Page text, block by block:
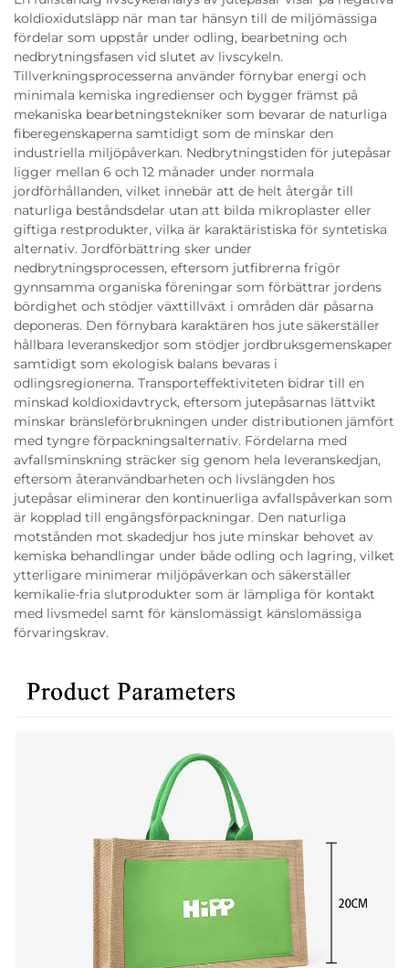
koldioxidutsläpp när man tar hänsyn till de miljömässiga
fördelar som uppstår under odling, bearbetning och
nedbrytningsfasen vid slutet av livscykeln.
Tillverkningsprocesserna använder förnybar energi och
minimala kemiska ingredienser och bygger främst på
mekaniska bearbetningstekniker som bevarar de naturliga
fiberegenskaperna samtidigt som de minskar den
industriella miljöpåverkan. Nedbrytningstiden för jutepåsar
ligger mellan 6 och 12 månader under normala
jordförhållanden, vilket innebär att de helt återgår till
naturliga beståndsdelar utan att bilda mikroplaster eller
giftiga restprodukter, vilka är karaktäristiska för syntetiska
alternativ. Jordförbättring sker under
nedbrytningsprocessen, eftersom jutfibrerna frigör
gynnsamma organiska föreningar som förbättrar jordens
bördighet och stödjer växttillväxt i områden där påsarna
deponeras. Den förnybara karaktären hos jute säkerställer
hållbara leveranskedjor som stödjer jordbruksgemenskaper
samtidigt som ekologisk balans bevaras i
odlingsregionerna. Transporteffektiviteten bidrar till en
minskad koldioxidavtryck, eftersom jutepåsarnas lättvikt
minskar bränsleförbrukningen under distributionen jämfört
med tyngre förpackningsalternativ. Fördelarna med
avfallsminskning sträcker sig genom hela leveranskedjan,
eftersom återanvändbarheten och livslängden hos
jutepåsar eliminerar den kontinuerliga avfallspåverkan som
är kopplad till engångsförpackningar. Den naturliga
motstånden mot skadedjur hos jute minskar behovet av
kemiska behandlingar under både odling och lagring, vilket
ytterligare minimerar miljöpåverkan och säkerställer
kemikalie-fria slutprodukter som är lämpliga för kontakt
med livsmedel samt för känslomässigt känslomässiga
förvaringskrav.